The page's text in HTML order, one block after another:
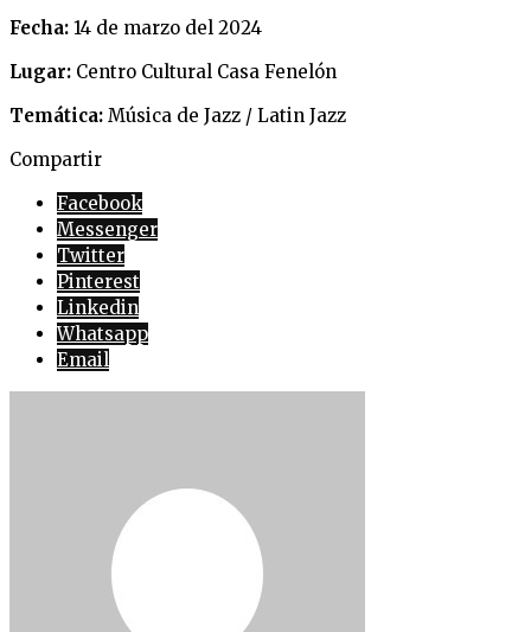
Fecha: 14 de marzo del 2024
Lugar: Centro Cultural Casa Fenelón
Temática: Música de Jazz / Latin Jazz
Compartir
Facebook
Messenger
Twitter
Pinterest
Linkedin
Whatsapp
Email